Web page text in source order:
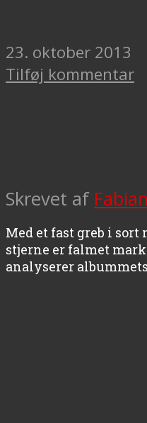
23. oktober 2013
Tilføj kommentar
Skrevet af
Med et fast greb i
stjerne er falmet
analyserer